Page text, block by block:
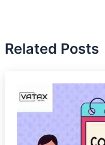
Related Posts